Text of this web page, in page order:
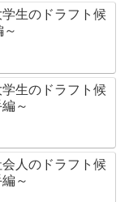
生のドラフト候
生のドラフト候
～
人のドラフト候
～